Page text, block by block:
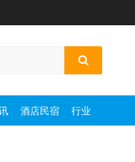
酒店民宿 行业